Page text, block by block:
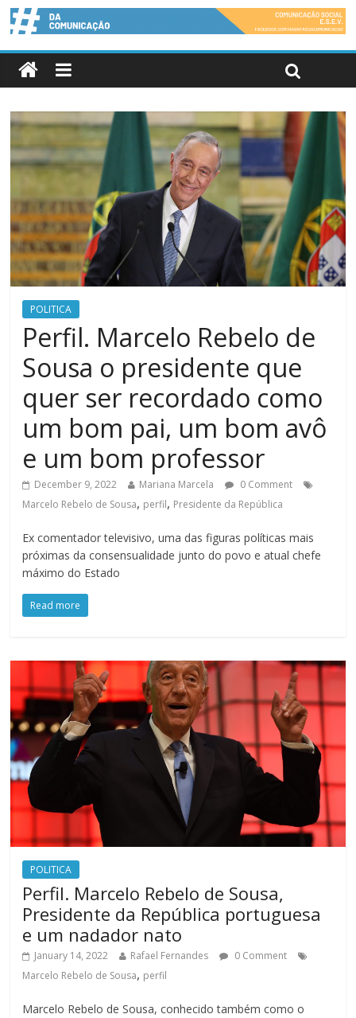
POLITICA
Perfil. Marcelo Rebelo de
Sousa o presidente que
quer ser recordado como
um bom pai, um bom avô
e um bom professor
December 9, 2022 Mariana Marcela
0 Comment
Marcelo Rebelo de Sousa, perfil, Presidente da República
Ex comentador televisivo, uma das figuras políticas mais
próximas da consensualidade junto do povo e atual chefe
máximo do Estado
Read more
POLITICA
Perfil. Marcelo Rebelo de Sousa,
Presidente da República portuguesa
e um nadador nato
January 14, 2022 Rafael Fernandes
0 Comment
Marcelo Rebelo de Sousa, perfil
Marcelo Rebelo de Sousa, conhecido também como o